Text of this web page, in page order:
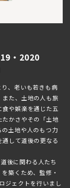
・2020
、老いも若きも病
た、土地の人も旅
や娯楽を通じた五
かさやその「土地
土地や人のもつ力
して道後の更なる
後に関わる人たち
築くため、監修・
ジェクトを行いまし